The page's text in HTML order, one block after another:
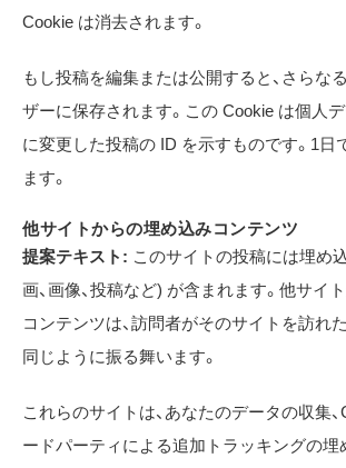
Cookie は消去されます。
もし投稿を編集または公開すると、さらな
ザーに保存されます。この Cookie は個人
に変更した投稿の ID を示すものです。1日
ます。
他サイトからの埋め込みコンテンツ
提案テキスト: このサイトの投稿には埋め
画、画像、投稿など) が含まれます。他サイ
コンテンツは、訪問者がそのサイトを訪れ
同じように振る舞います。
これらのサイトは、あなたのデータの収集、
ードパーティによる追加トラッキングの埋